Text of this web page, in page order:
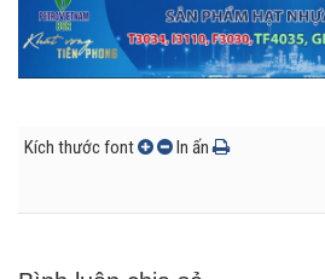
Kích thước font In ấn